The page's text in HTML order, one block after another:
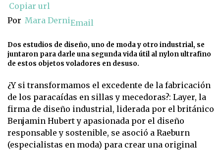
Copiar url
Por Mara DerniEmail
Dos estudios de diseño, uno de moda y otro industrial, se
juntaron para darle una segunda vida útil al nylon ultrafino
de estos objetos voladores en desuso.
¿Y si transformamos el excedente de la fabricación
de los paracaídas en sillas y mecedoras?: Layer, la
firma de diseño industrial, liderada por el británico
Benjamin Hubert y apasionada por el diseño
responsable y sostenible, se asoció a Raeburn
(especialistas en moda) para crear una original